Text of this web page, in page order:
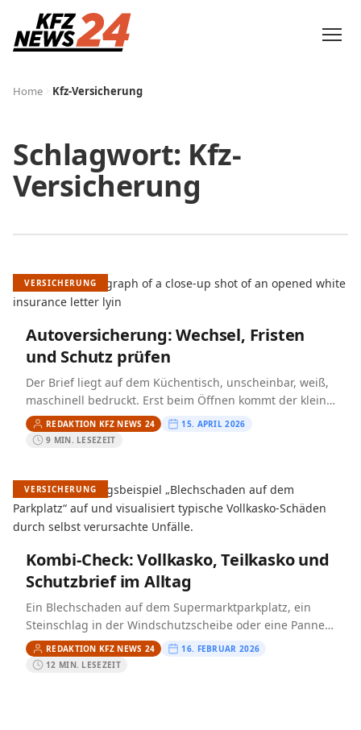
Home Kfz-Versicherung
Schlagwort: Kfz-
Versicherung
VERSICHERUNG
Autoversicherung: Wechsel, Fristen
und Schutz prüfen
Der Brief liegt auf dem Küchentisch, unscheinbar, weiß,
maschinell bedruckt. Erst beim Öffnen kommt der kleine
Schock: Der Beitrag steigt, obwohl das Auto kein Jahr…
REDAKTION KFZ NEWS 24
15. APRIL 2026
9 MIN. LESEZEIT
VERSICHERUNG
Kombi-Check: Vollkasko, Teilkasko und
Schutzbrief im Alltag
Ein Blechschaden auf dem Supermarktparkplatz, ein
Steinschlag in der Windschutzscheibe oder eine Panne
im Urlaub – teure Überraschungen entstehen im Alltag
oft nicht durch „den…
REDAKTION KFZ NEWS 24
16. FEBRUAR 2026
12 MIN. LESEZEIT